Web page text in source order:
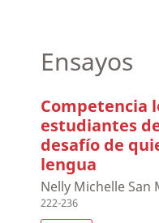
Ensayos
Competencia
estudiantes
desafío de
lengua
Nelly Michelle San
222-236